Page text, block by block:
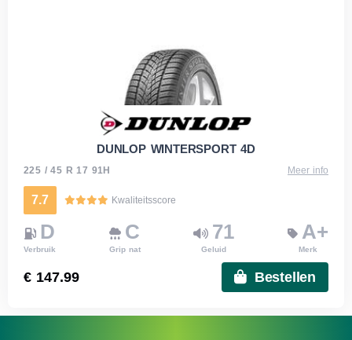
DUNLOP WINTERSPORT 4D
225 / 45 R 17 91H Meer info
7.7 Kwaliteitsscore
D
Verbruik
C
Grip nat
71
Geluid
A+
Merk
€ 147.99 Bestellen